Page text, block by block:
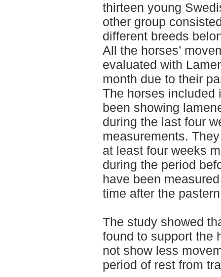
thirteen young
other group
different breeds
All the horses’
evaluated with
month due to their
The horses included
been showing
during the last four
measurements.
at least four weeks
during the period
have been
time after the
The study showed
found to support the
not show less
period of rest from